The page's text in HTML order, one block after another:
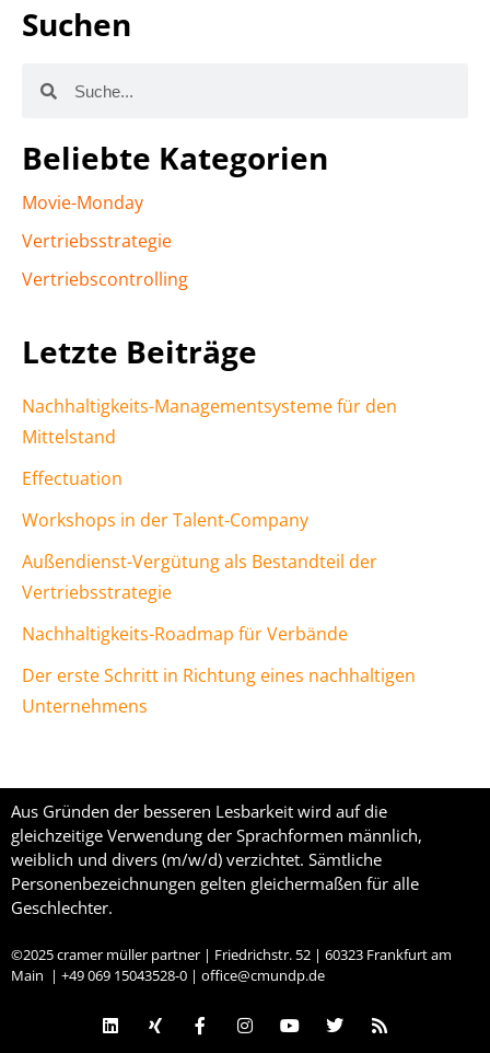
Suchen
Beliebte Kategorien
Movie-Monday
Vertriebsstrategie
Vertriebscontrolling
Letzte Beiträge
Nachhaltigkeits-Managementsysteme für den
Mittelstand
Effectuation
Workshops in der Talent-Company
Außendienst-Vergütung als Bestandteil der
Vertriebsstrategie
Nachhaltigkeits-Roadmap für Verbände
Der erste Schritt in Richtung eines nachhaltigen
Unternehmens
Aus Gründen der besseren Lesbarkeit wird auf die
gleichzeitige Verwendung der Sprachformen männlich,
weiblich und divers (m/w/d) verzichtet. Sämtliche
Personenbezeichnungen gelten gleichermaßen für alle
Geschlechter.
©2025 cramer müller partner | Friedrichstr. 52 | 60323 Frankfurt am
Main | +49 069 15043528-0 | office@cmundp.de